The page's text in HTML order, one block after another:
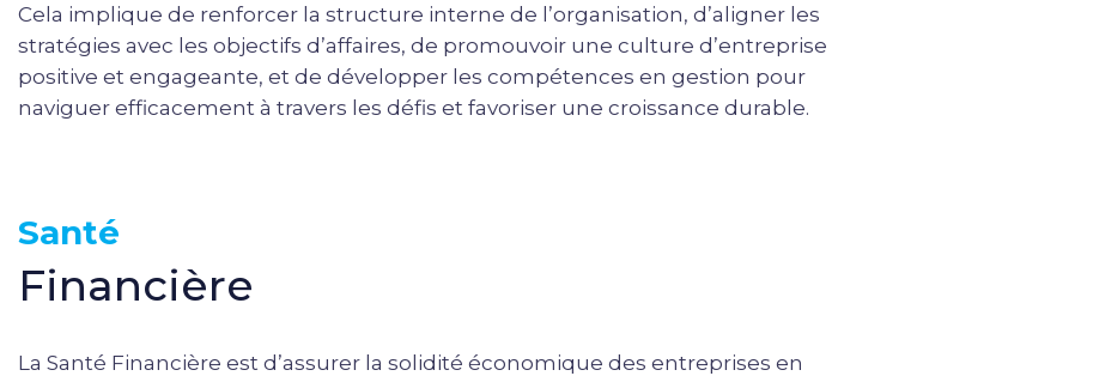
Cela implique de renforcer la structure interne de l’organisation, d’aligner les
stratégies avec les objectifs d’affaires, de promouvoir une culture d’entreprise
positive et engageante, et de développer les compétences en gestion pour
naviguer efficacement à travers les défis et favoriser une croissance durable.
Santé
Financière
La Santé Financière est d’assurer la solidité économique des entreprises en